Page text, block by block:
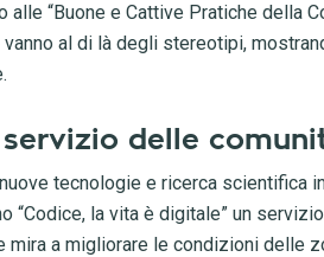
“Buone e Cattive Pratiche della
al di là degli stereotipi,
delle
tecnologie e ricerca scientifica
“Codice, la vita è digitale” un
mira a migliorare le condizioni delle